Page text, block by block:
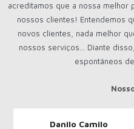
acreditamos que a nossa melhor
nossos clientes! Entendemos
novos clientes, nada melhor
nossos serviços... Diante
espontâneos
Danilo Camilo